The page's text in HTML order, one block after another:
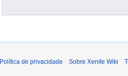
Política de privacidade Sobre Xenite Wiki